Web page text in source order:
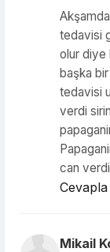
tedavisi
olur diye
başka
tedavisi
verdi
can
Cevapla
Mikail